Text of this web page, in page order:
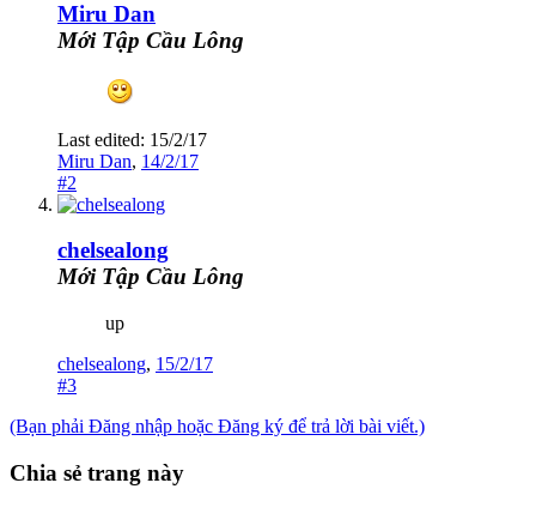
Miru Dan
Mới Tập Cầu Lông
Last edited: 15/2/17
Miru Dan, 14/2/17
#2
chelsealong
Mới Tập Cầu Lông
up
chelsealong, 15/2/17
#3
(Bạn phải Đăng nhập hoặc Đăng ký để trả lời bài viết.)
Chia sẻ trang này